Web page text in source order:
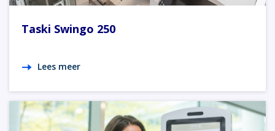
Taski Swingo 250
Lees meer